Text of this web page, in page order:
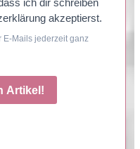
ich dir schreiben
akzeptierst.
E-Mails jederzeit ganz
Artikel!